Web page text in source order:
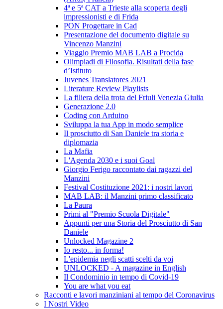
4ª e 5ª CAT a Trieste alla scoperta degli
impressionisti e di Frida
PON Progettare in Cad
Presentazione del documento digitale su
Vincenzo Manzini
Viaggio Premio MAB LAB a Procida
Olimpiadi di Filosofia. Risultati della fase
d’Istituto
Juvenes Translatores 2021
Literature Review Playlists
La filiera della trota del Friuli Venezia Giulia
Generazione 2.0
Coding con Arduino
Sviluppa la tua App in modo semplice
Il prosciutto di San Daniele tra storia e
diplomazia
La Mafia
L'Agenda 2030 e i suoi Goal
Giorgio Ferigo raccontato dai ragazzi del
Manzini
Festival Costituzione 2021: i nostri lavori
MAB LAB: il Manzini primo classificato
La Paura
Primi al "Premio Scuola Digitale"
Appunti per una Storia del Prosciutto di San
Daniele
Unlocked Magazine 2
Io resto... in forma!
L'epidemia negli scatti scelti da voi
UNLOCKED - A magazine in English
Il Condominio in tempo di Covid-19
You are what you eat
Racconti e lavori manziniani al tempo del Coronavirus
I Nostri Video